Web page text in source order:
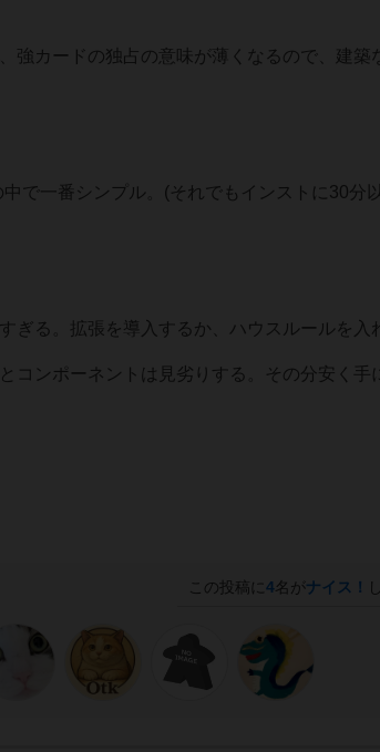
強カードの独占の意味が薄くなるので、建築
で一番シンプル。(それでもインストに30分
ぎる。拡張を導入するか、ハウスルールを入
コンポーネントは見劣りする。その分安く手
この投稿に 4名がナイス！